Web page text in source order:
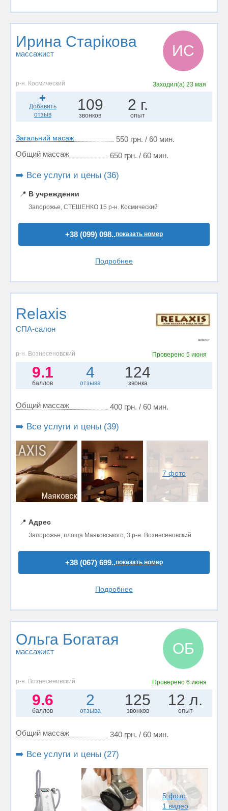
Ирина Старікова
массажист ИС
р-н. Космический Заходил(а)23 мая
Добавить
отзыв
109
звонков
2 г.
опыт
Загальний масаж
550 грн. / 60 мин.
Общий массаж
650 грн. / 60 мин.
➡️ Все услуги и цены (36)
📍 В учреждении
Запорожье, СТЕШЕНКО 15 р-н. Космический
+38 (099) 098..показать номер
Подробнее
Relaxis
СПА-салон
р-н. Вознесеновский Проверено5 июня
9.1
баллов
4
отзыва
124
звонка
Общий массаж 400 грн. / 60 мин.
➡️ Все услуги и цены (39)
7 фото
📍 Адрес
Запорожье, площа Маяковського, 3 р-н. Вознесеновский
+38 (067) 699..показать номер
Подробнее
Ольга Богатая
массажист ОБ
р-н. Вознесеновский Проверено6 июня
9.6
баллов
2
отзыва
125
звонков
12 л.
опыт
Общий массаж 340 грн. / 60 мин.
➡️ Все услуги и цены (27)
5 фото
1 видео